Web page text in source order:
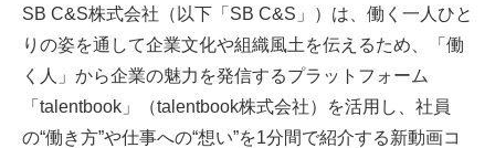
SB C&S株式会社（以下「SB C&S」）は、働く一人ひと
りの姿を通して企業文化や組織風土を伝えるため、「働
く人」から企業の魅力を発信するプラットフォーム
「talentbook」（talentbook株式会社）を活用し、社員
の“働き方”や仕事への“想い”を1分間で紹介する新動画コ